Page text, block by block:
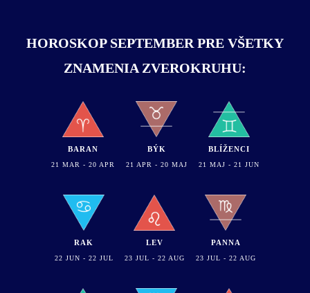
HOROSKOP SEPTEMBER PRE VŠETKY
ZNAMENIA ZVEROKRUHU:
BARAN
21 MAR - 20 APR
BÝK
21 APR - 20 MAJ
BLÍŽENCI
21 MAJ - 21 JUN
RAK
22 JUN - 22 JUL
LEV
23 JUL - 22 AUG
PANNA
23 JUL - 22 AUG